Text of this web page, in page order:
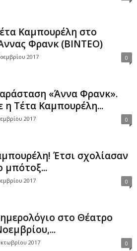
Καμπουρέλη στο
Φρανκ (ΒΙΝΤΕΟ)
2017 0
«Άννα Φρανκ».
η Τέτα Καμπουρέλη...
2017 0
Έτσι σχολίασαν
μπότοξ...
2017 0
στο Θέατρο
2017 0